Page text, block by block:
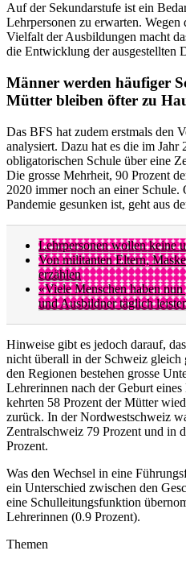
Auf der Sekundarstufe ist ein
Lehrpersonen zu erwarten.
Vielfalt der Ausbildungen macht
die Entwicklung der ausgestellten
Männer werden häufiger
Mütter bleiben öfter zu
Das BFS hat zudem erstmals den
analysiert. Dazu hat es die im Jahr
obligatorischen Schule über eine
Die grosse Mehrheit, 90 Prozent
2020 immer noch an einer Schule.
Pandemie gesunken ist, geht aus
Lehrpersonen wollen keine
Von militanten Eltern,
erzählen
«Viele Menschen haben
und Ausbildner täglich
Hinweise gibt es jedoch darauf,
nicht überall in der Schweiz gleich
den Regionen bestehen grosse
Lehrerinnen nach der Geburt
kehrten 58 Prozent der Mütter
zurück. In der Nordwestschweiz
Zentralschweiz 79 Prozent und in
Prozent.
Was den Wechsel in eine
ein Unterschied zwischen den
eine Schulleitungsfunktion
Lehrerinnen (0.9 Prozent).
Themen